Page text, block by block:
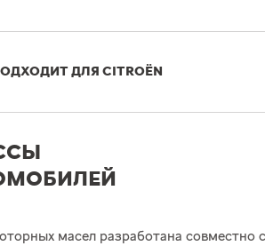
ДЛЯ CITROЁN
масел разработана совместно